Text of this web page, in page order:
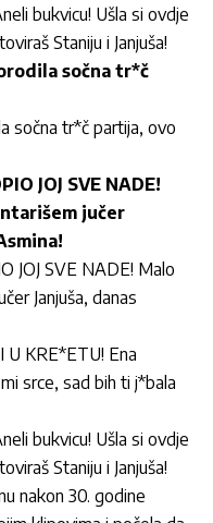
bukvicu! Ušla si ovdje
Staniju i Janjuša!
sočna tr*č
sočna tr*č partija, ovo
JOJ SVE NADE!
jučer
JOJ SVE NADE! Malo
Janjuša, danas
U KRE*ETU! Ena
srce, sad bih ti j*bala
bukvicu! Ušla si ovdje
Staniju i Janjuša!
nakon 30. godine